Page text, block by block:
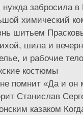
нужда забросила в
химический
шитьем
шила и
и рабочие
костюмы
помнит «Да и он
Станислав
казаком